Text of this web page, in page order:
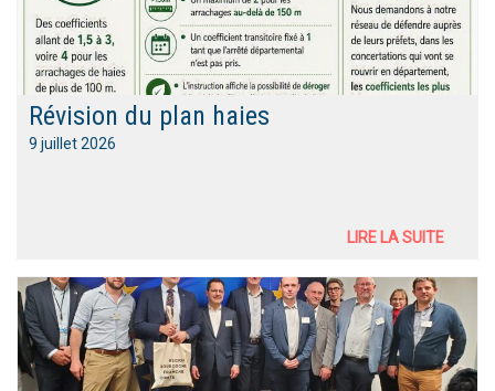
Révision du plan haies
9 juillet 2026
LIRE LA SUITE